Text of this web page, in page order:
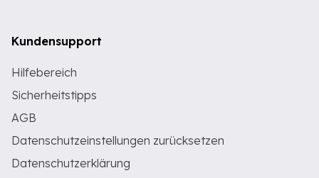
Kundensupport
Hilfebereich
Sicherheitstipps
AGB
Datenschutzeinstellungen zurücksetzen
Datenschutzerklärung